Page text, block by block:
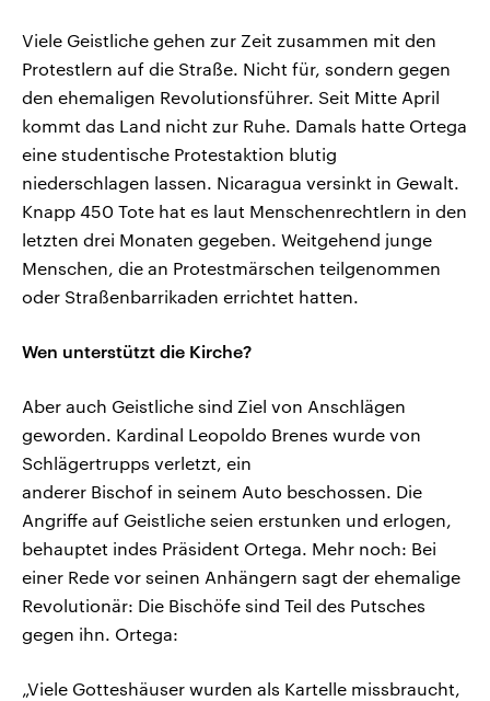
Viele Geistliche gehen zur Zeit zusammen mit den
Protestlern auf die Straße. Nicht für, sondern gegen
den ehemaligen Revolutionsführer. Seit Mitte April
kommt das Land nicht zur Ruhe. Damals hatte Ortega
eine studentische Protestaktion blutig
niederschlagen lassen. Nicaragua versinkt in Gewalt.
Knapp 450 Tote hat es laut Menschenrechtlern in den
letzten drei Monaten gegeben. Weitgehend junge
Menschen, die an Protestmärschen teilgenommen
oder Straßenbarrikaden errichtet hatten.
Wen unterstützt die Kirche?
Aber auch Geistliche sind Ziel von Anschlägen
geworden. Kardinal Leopoldo Brenes wurde von
Schlägertrupps verletzt, ein
anderer Bischof in seinem Auto beschossen. Die
Angriffe auf Geistliche seien erstunken und erlogen,
behauptet indes Präsident Ortega. Mehr noch: Bei
einer Rede vor seinen Anhängern sagt der ehemalige
Revolutionär: Die Bischöfe sind Teil des Putsches
gegen ihn. Ortega:
„Viele Gotteshäuser wurden als Kartelle missbraucht,